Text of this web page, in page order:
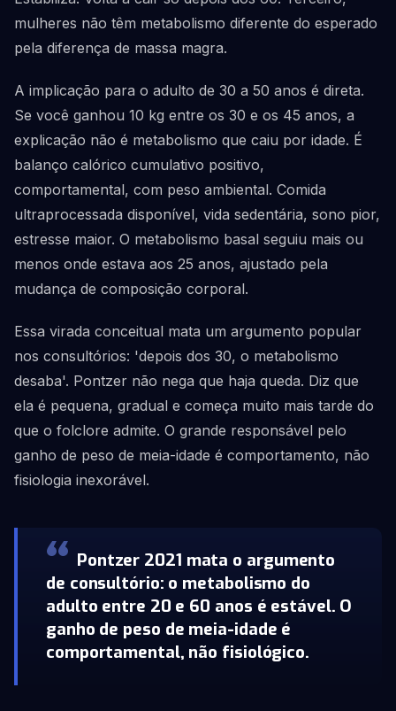
mulheres não têm metabolismo diferente do esperado
pela diferença de massa magra.
A implicação para o adulto de 30 a 50 anos é direta.
Se você ganhou 10 kg entre os 30 e os 45 anos, a
explicação não é metabolismo que caiu por idade. É
balanço calórico cumulativo positivo,
comportamental, com peso ambiental. Comida
ultraprocessada disponível, vida sedentária, sono pior,
estresse maior. O metabolismo basal seguiu mais ou
menos onde estava aos 25 anos, ajustado pela
mudança de composição corporal.
Essa virada conceitual mata um argumento popular
nos consultórios: 'depois dos 30, o metabolismo
desaba'. Pontzer não nega que haja queda. Diz que
ela é pequena, gradual e começa muito mais tarde do
que o folclore admite. O grande responsável pelo
ganho de peso de meia-idade é comportamento, não
fisiologia inexorável.
Pontzer 2021 mata o argumento
de consultório: o metabolismo do
adulto entre 20 e 60 anos é estável. O
ganho de peso de meia-idade é
comportamental, não fisiológico.